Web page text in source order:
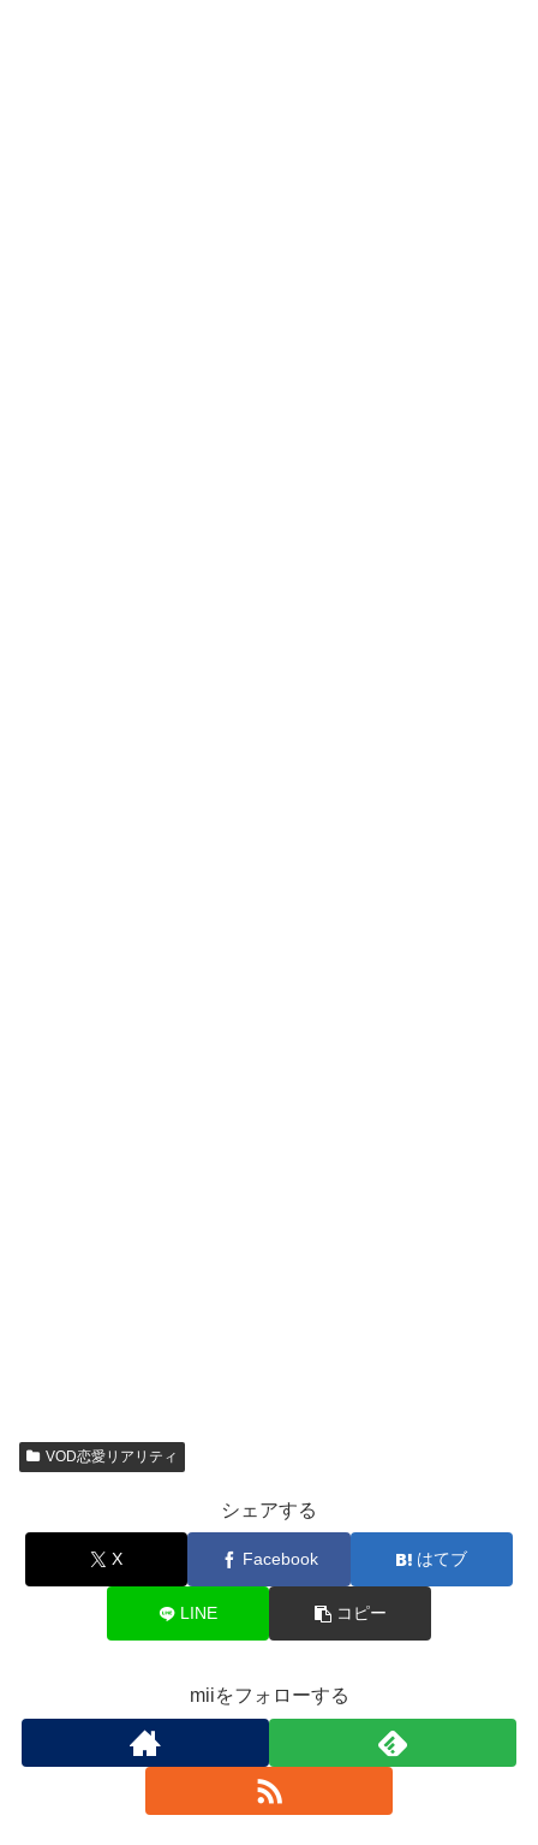
VOD恋愛リアリティ
シェアする
X Facebook はてブ
LINE コピー
miiをフォローする